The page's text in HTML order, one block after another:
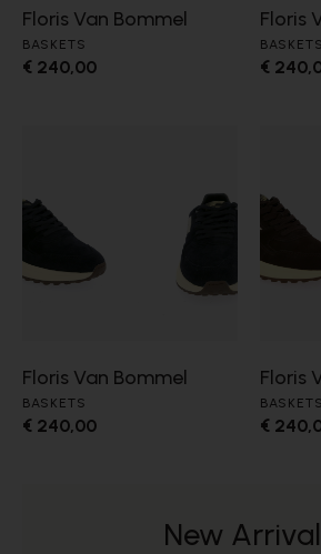
Floris Van Bommel
BASKETS
€ 240,00
Floris
BASKETS
€
Floris Van Bommel
BASKETS
€ 240,00
Floris
BASKETS
€
New